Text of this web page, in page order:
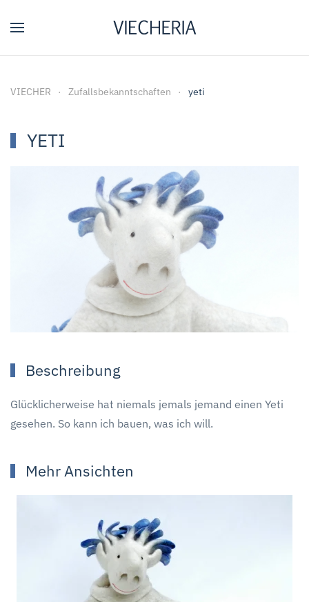
VIECHER Zufallsbekanntschaften yeti
YETI
Beschreibung
Glücklicherweise hat niemals jemals jemand einen Yeti
gesehen. So kann ich bauen, was ich will.
Mehr Ansichten